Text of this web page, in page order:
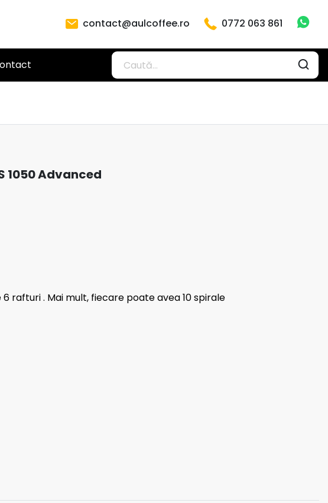
contact@aulcoffee.ro 0772 063 861
1050 Advanced
rafturi . Mai mult, fiecare poate avea 10 spirale